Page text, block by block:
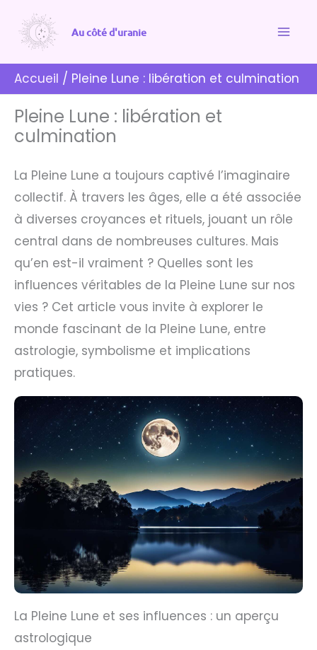
contenu
Au côté d'uranie
Accueil Pleine Lune : libération et culmination
Pleine Lune : libération et
culmination
La Pleine Lune a toujours captivé l’imaginaire
collectif. À travers les âges, elle a été associée
à diverses croyances et rituels, jouant un rôle
central dans de nombreuses cultures. Mais
qu’en est-il vraiment ? Quelles sont les
influences véritables de la Pleine Lune sur nos
vies ? Cet article vous invite à explorer le
monde fascinant de la Pleine Lune, entre
astrologie, symbolisme et implications
pratiques.
La Pleine Lune et ses influences : un aperçu
astrologique